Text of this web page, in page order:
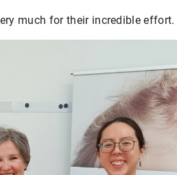
much for their incredible effort.